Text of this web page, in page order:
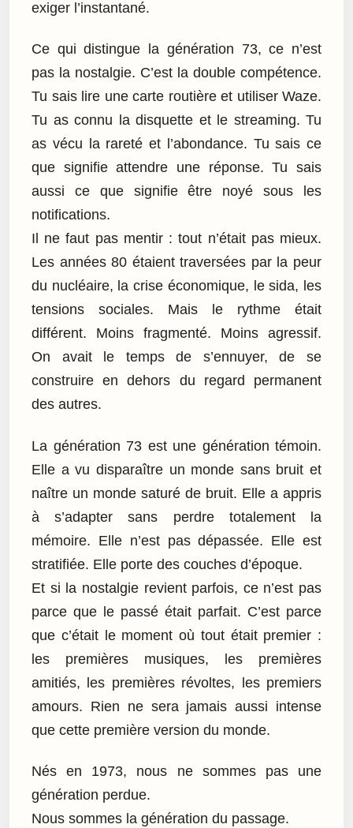
exiger l’instantané.
Ce qui distingue la génération 73, ce n’est
pas la nostalgie. C’est la double compétence.
Tu sais lire une carte routière et utiliser Waze.
Tu as connu la disquette et le streaming. Tu
as vécu la rareté et l’abondance. Tu sais ce
que signifie attendre une réponse. Tu sais
aussi ce que signifie être noyé sous les
notifications.
Il ne faut pas mentir : tout n’était pas mieux.
Les années 80 étaient traversées par la peur
du nucléaire, la crise économique, le sida, les
tensions sociales. Mais le rythme était
différent. Moins fragmenté. Moins agressif.
On avait le temps de s’ennuyer, de se
construire en dehors du regard permanent
des autres.
La génération 73 est une génération témoin.
Elle a vu disparaître un monde sans bruit et
naître un monde saturé de bruit. Elle a appris
à s’adapter sans perdre totalement la
mémoire. Elle n’est pas dépassée. Elle est
stratifiée. Elle porte des couches d’époque.
Et si la nostalgie revient parfois, ce n’est pas
parce que le passé était parfait. C’est parce
que c’était le moment où tout était premier :
les premières musiques, les premières
amitiés, les premières révoltes, les premiers
amours. Rien ne sera jamais aussi intense
que cette première version du monde.
Nés en 1973, nous ne sommes pas une
génération perdue.
Nous sommes la génération du passage.